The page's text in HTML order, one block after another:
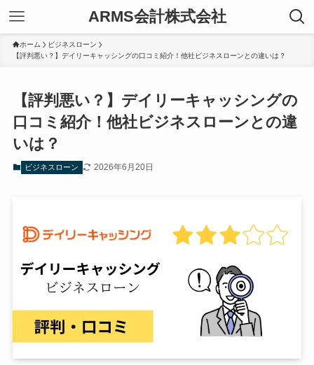
ARMS会計株式会社
ホーム
ビジネスローン
【評判悪い？】デイリーキャッシングの口コミ紹介！他社ビジネスローンとの違いは？
【評判悪い？】デイリーキャッシングの
口コミ紹介！他社ビジネスローンとの違
いは？
ビジネスローン 2026年6月20日